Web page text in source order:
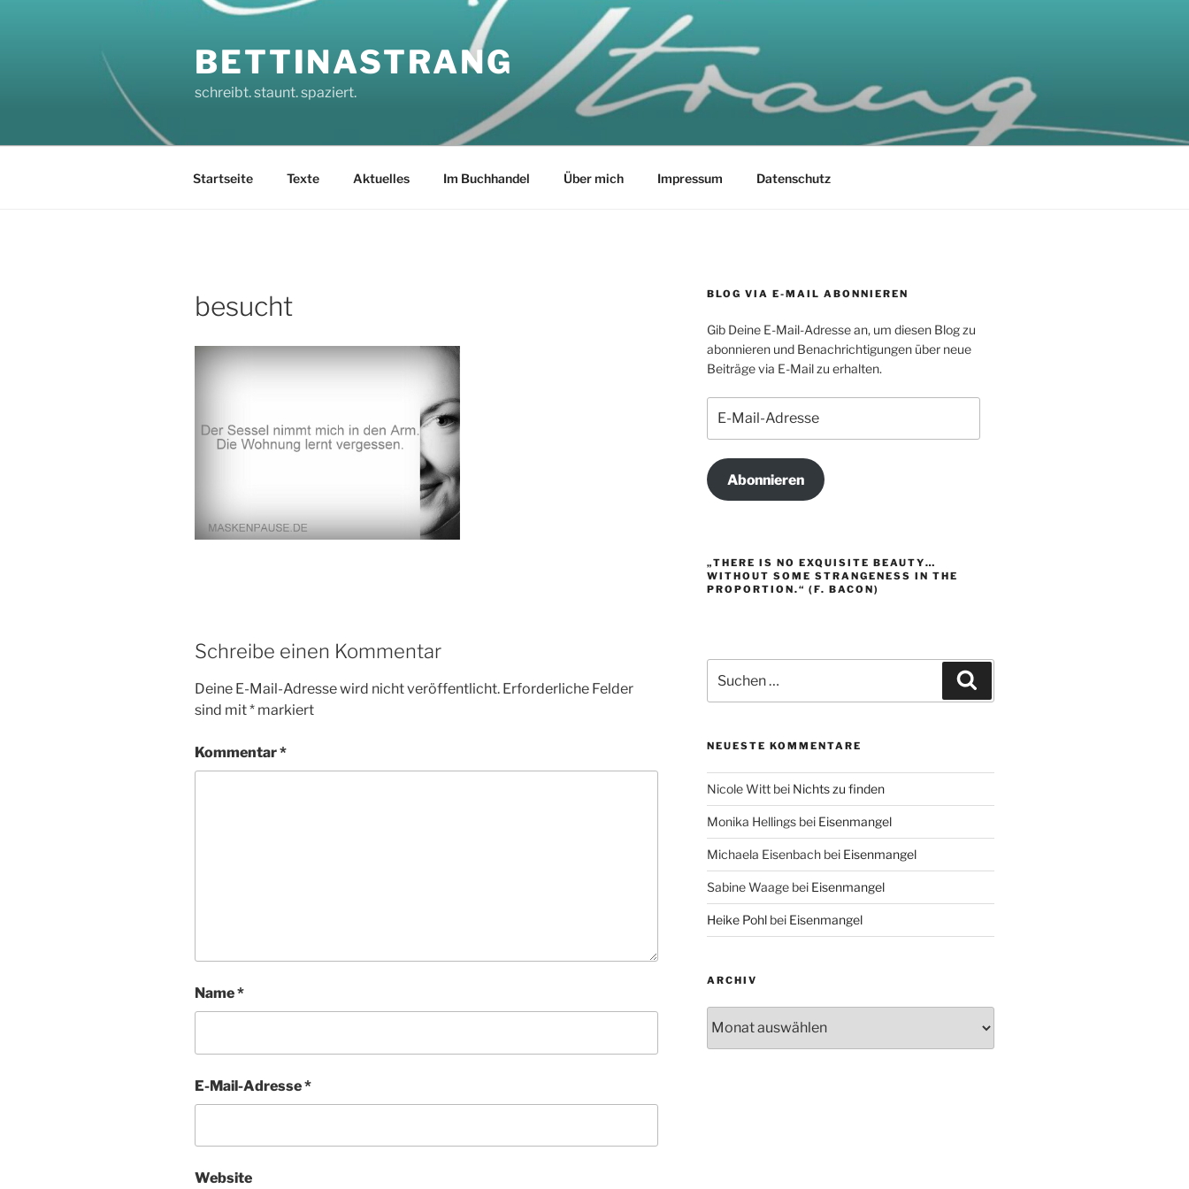
BETTINASTRANG
schreibt. staunt. spaziert.
Startseite Texte Aktuelles Im Buchhandel Über mich Impressum Datenschutz
besucht
Schreibe einen Kommentar
Deine E-Mail-Adresse wird nicht veröffentlicht. Erforderliche Felder
sind mit* markiert
Kommentar*
Name*
E-Mail-Adresse*
Website
BLOG VIA E-MAIL ABONNIEREN
Gib Deine E-Mail-Adresse an, um diesen Blog zu
abonnieren und Benachrichtigungen über neue
Beiträge via E-Mail zu erhalten.
Mail-
Adresse
Abonnieren
„THERE IS NO EXQUISITE BEAUTY…
WITHOUT SOME STRANGENESS IN THE
PROPORTION.“ (F. BACON)
nach:
NEUESTE KOMMENTARE
Nicole Wittbei Nichts zu finden
Monika Hellingsbei Eisenmangel
Michaela Eisenbachbei Eisenmangel
Sabine Waagebei Eisenmangel
Heike Pohlbei Eisenmangel
ARCHIV